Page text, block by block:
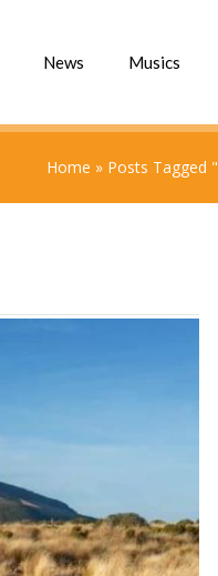
News Musics
Home » Posts Tagged